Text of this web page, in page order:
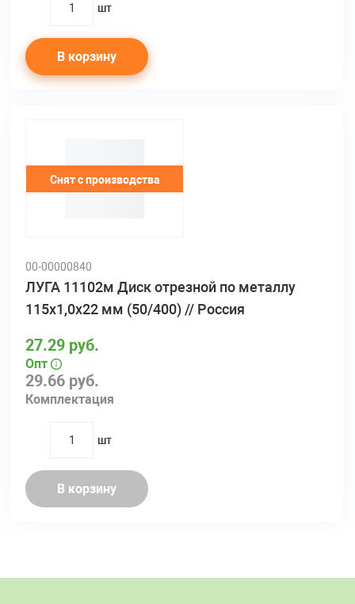
quantity
шт
В корзину
Снят с производства
00-00000840
ЛУГА 11102м Диск отрезной по металлу
115х1,0х22 мм (50/400) // Россия
29.66 руб.
Комплектация
27.29 руб.
Опт
quantity
шт
В корзину